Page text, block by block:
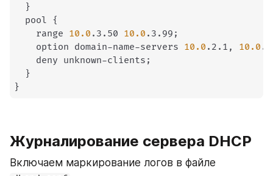
}
  pool
{
    range
10.0 .3.50 10.0 .3.99 ;
    option domain-name-servers
10.0 .2.1, 10.0
    deny unknown-clients
;
}
}
Журналирование сервера DHCP